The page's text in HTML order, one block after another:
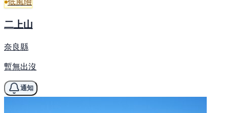
二上山
奈良縣
暫無出沒
通知